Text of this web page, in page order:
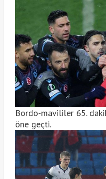
Bordo-mavililer 65.
öne geçti.